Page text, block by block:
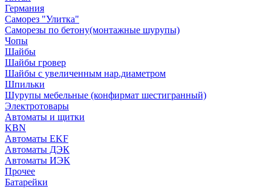
Германия
Саморез "Улитка"
Саморезы по бетону(монтажные шурупы)
Чопы
Шайбы
Шайбы гровер
Шайбы с увеличенным нар.диаметром
Шпильки
Шурупы мебельные (конфирмат шестигранный)
Электротовары
Автоматы и щитки
KBN
Автоматы EKF
Автоматы ДЭК
Автоматы ИЭК
Прочее
Батарейки